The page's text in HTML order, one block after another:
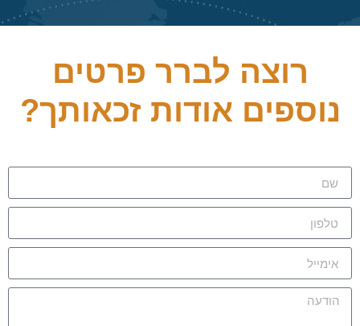
רוצה לברר פרטים
נוספים אודות זכאותך?